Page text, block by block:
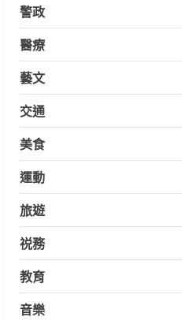
警政
醫療
藝文
交通
美食
運動
旅遊
祱務
教育
音樂